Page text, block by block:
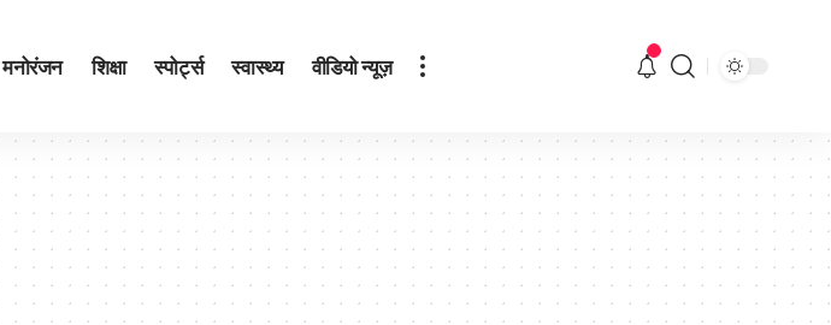
मनोरंजन शिक्षा स्पोर्ट्स स्वास्थ्य वीडियो न्यूज़